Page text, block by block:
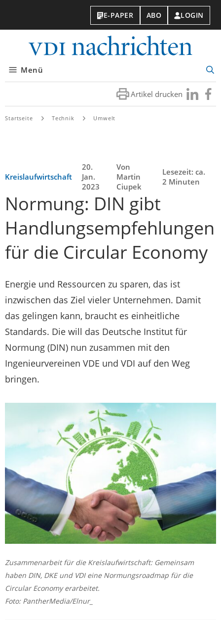
E-PAPER ABO LOGIN
Menü
Artikel drucken Besuchen
Sie
Sie
Startseite Technik Umwelt
Kreislaufwirtschaft
20.
Jan.
2023
Von
Martin
Ciupek
Lesezeit: ca.
2 Minuten
Normung: DIN gibt
Handlungsempfehlungen
für die Circular Economy
Energie und Ressourcen zu sparen, das ist
inzwischen das Ziel vieler Unternehmen. Damit
das gelingen kann, braucht es einheitliche
Standards. Die will das Deutsche Institut für
Normung (DIN) nun zusammen mit den
Ingenieurvereinen VDE und VDI auf den Weg
bringen.
Zusammenarbeit für die Kreislaufwirtschaft: Gemeinsam
haben DIN, DKE und VDI eine Normungsroadmap für die
Circular Economy erarbeitet.
Foto: PantherMedia/Elnur_